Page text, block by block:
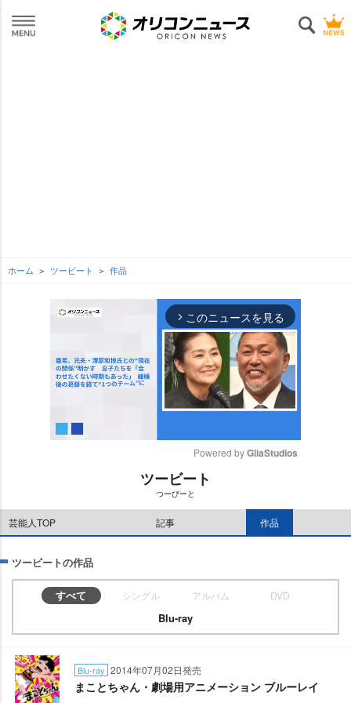
ホーム ツービート 作品
arrow_forward_ios このニュースを見る
Powered by GliaStudios
ツービート
つーびーと
芸能人TOP 記事 作品
ツービートの作品
すべて シングル アルバム DVD
Blu-ray
Blu-ray 2014年07月02日発売
まことちゃん・劇場用アニメーション ブルーレイ